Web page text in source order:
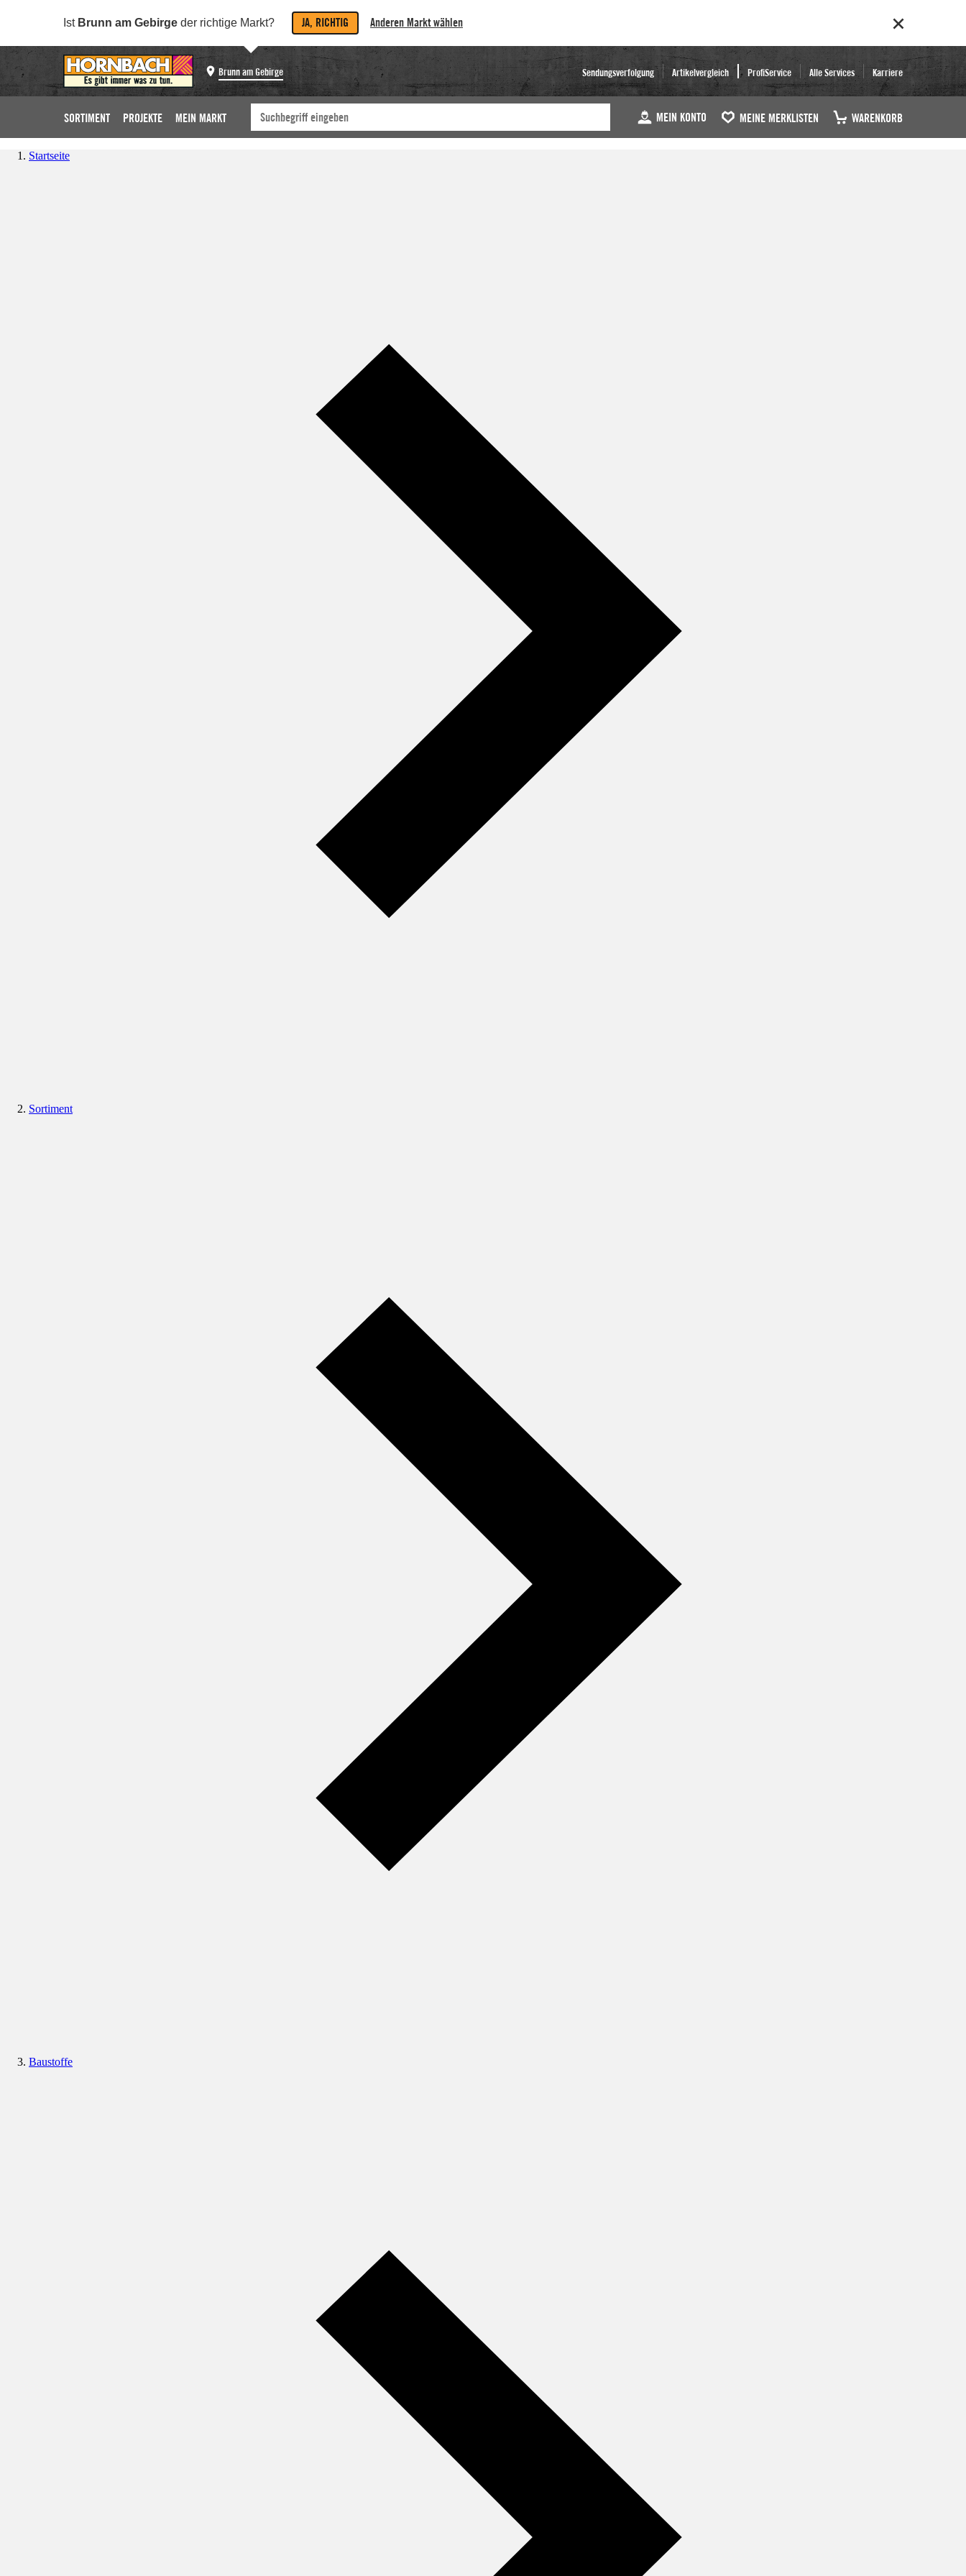
Ist Brunn am Gebirge der richtige Markt? JA, RICHTIG Anderen Markt wählen
Brunn am Gebirge Sendungsverfolgung Artikelvergleich ProfiService Alle Services Karriere
SORTIMENT PROJEKTE MEIN MARKT MEIN KONTO MEINE MERKLISTEN WARENKORB
Startseite
Sortiment
Baustoffe